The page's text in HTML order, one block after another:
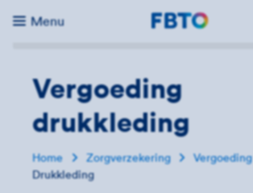
Menu
Direct naar...
Vergoeding
drukkleding
Home Zorgverzekering
Vergoeding
Drukkleding